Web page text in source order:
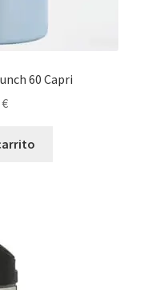
60 Capri
€